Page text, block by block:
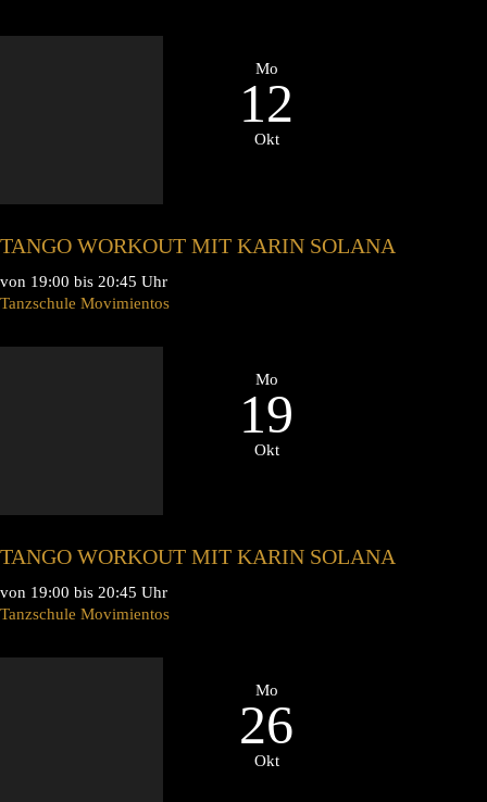
Mo
12
Okt
TANGO WORKOUT MIT KARIN SOLANA
von 19:00 bis 20:45 Uhr
Tanzschule Movimientos
Mo
19
Okt
TANGO WORKOUT MIT KARIN SOLANA
von 19:00 bis 20:45 Uhr
Tanzschule Movimientos
Mo
26
Okt